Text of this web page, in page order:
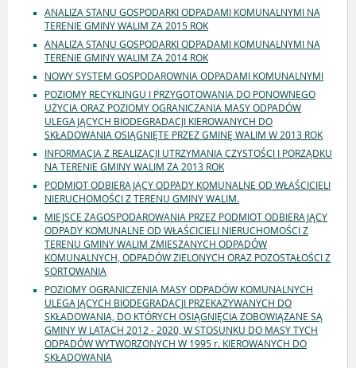
ANALIZA STANU GOSPODARKI ODPADAMI KOMUNALNYMI NA
TERENIE GMINY WALIM ZA 2015 ROK
ANALIZA STANU GOSPODARKI ODPADAMI KOMUNALNYMI NA
TERENIE GMINY WALIM ZA 2014 ROK
NOWY SYSTEM GOSPODAROWNIA ODPADAMI KOMUNALNYMI
POZIOMY RECYKLINGU I PRZYGOTOWANIA DO PONOWNEGO
UŻYCIA ORAZ POZIOMY OGRANICZANIA MASY ODPADÓW
ULEGAJĄCYCH BIODEGRADACJI KIEROWANYCH DO
SKŁADOWANIA OSIĄGNIĘTE PRZEZ GMINĘ WALIM W 2013 ROK
INFORMACJA Z REALIZACJI UTRZYMANIA CZYSTOŚCI I PORZĄDKU
NA TERENIE GMINY WALIM ZA 2013 ROK
PODMIOT ODBIERAJĄCY ODPADY KOMUNALNE OD WŁAŚCICIELI
NIERUCHOMOŚCI Z TERENU GMINY WALIM.
MIEJSCE ZAGOSPODAROWANIA PRZEZ PODMIOT ODBIERAJĄCY
ODPADY KOMUNALNE OD WŁAŚCICIELI NIERUCHOMOŚCI Z
TERENU GMINY WALIM ZMIESZANYCH ODPADÓW
KOMUNALNYCH, ODPADÓW ZIELONYCH ORAZ POZOSTAŁOŚCI Z
SORTOWANIA
POZIOMY OGRANICZENIA MASY ODPADÓW KOMUNALNYCH
ULEGAJĄCYCH BIODEGRADACJI PRZEKAZYWANYCH DO
SKŁADOWANIA, DO KTÓRYCH OSIĄGNIĘCIA ZOBOWIĄZANE SĄ
GMINY W LATACH 2012 - 2020, W STOSUNKU DO MASY TYCH
ODPADÓW WYTWORZONYCH W 1995 r. KIEROWANYCH DO
SKŁADOWANIA